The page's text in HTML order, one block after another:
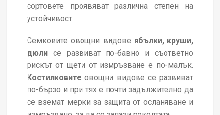
сортовете проявяват различна степен на
устойчивост.
Семковите овощни видове ябълки, круши,
дюли се развиват по-бавно и съответно
рискът от щети от измръзване е по-малък.
Костилковите овощни видове се развиват
по-бързо и при тях е почти задължително да
се вземат мерки за защита от осланяване и